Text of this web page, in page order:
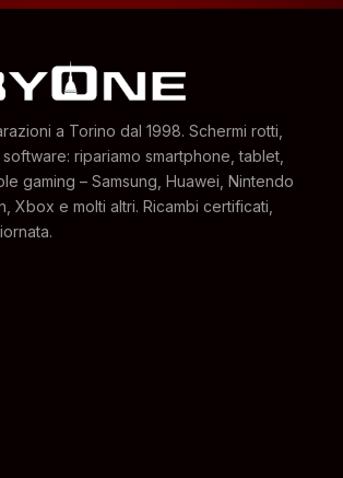
a Torino dal 1998. Schermi rotti,
ripariamo smartphone, tablet,
gaming – Samsung, Huawei, Nintendo
Xbox e molti altri. Ricambi certificati,